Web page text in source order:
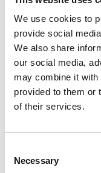
We use cookies to
provide social
We also share
our social media,
may combine it with
provided to them or
of their services.
Selection
Necessary